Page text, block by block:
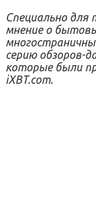
Специально для
мнение о
серию обзоров-
которые были
iXBT.com.